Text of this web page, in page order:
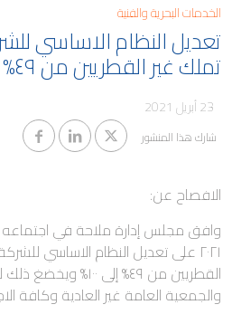
معلومات مفيدة
التقطير
الوظائف البحرية
الخدمات البحرية والفنية
تعديل النظام الاساسي
تملك غير القطريين من ٤٩% إلى ١٠٠%
23 أبريل 2021
شارك هذا المنشور
الافصاح عن:
٢٠٢١ على تعديل النظام الاساسي
القطريين من ٤٩% إلى
والجمعية العامة غير العادية وكافة